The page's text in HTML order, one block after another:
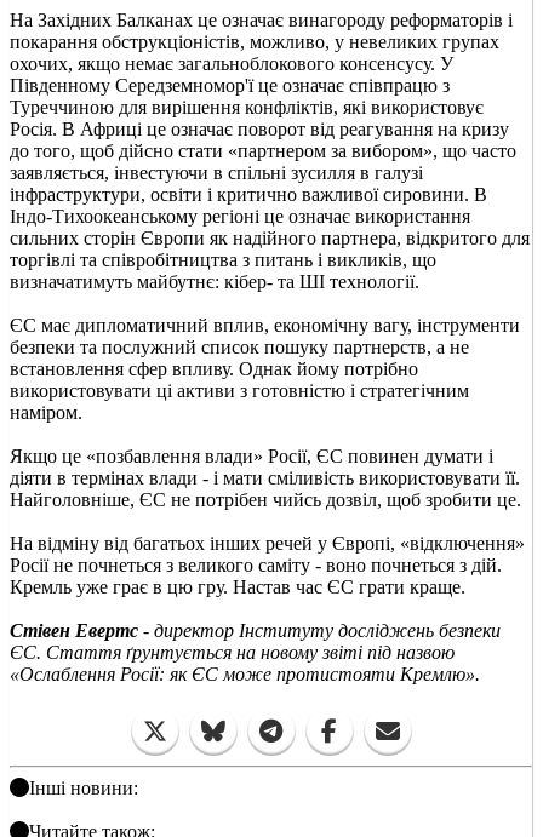
На Західних Балканах це означає винагороду реформаторів і
покарання обструкціоністів, можливо, у невеликих групах
охочих, якщо немає загальноблокового консенсусу. У
Південному Середземномор'ї це означає співпрацю з
Туреччиною для вирішення конфліктів, які використовує
Росія. В Африці це означає поворот від реагування на кризу
до того, щоб дійсно стати «партнером за вибором», що часто
заявляється, інвестуючи в спільні зусилля в галузі
інфраструктури, освіти і критично важливої сировини. В
Індо-Тихоокеанському регіоні це означає використання
сильних сторін Європи як надійного партнера, відкритого для
торгівлі та співробітництва з питань і викликів, що
визначатимуть майбутнє: кібер- та ШІ технології.
ЄС має дипломатичний вплив, економічну вагу, інструменти
безпеки та послужний список пошуку партнерств, а не
встановлення сфер впливу. Однак йому потрібно
використовувати ці активи з готовністю і стратегічним
наміром.
Якщо це «позбавлення влади» Росії, ЄС повинен думати і
діяти в термінах влади - і мати сміливість використовувати її.
Найголовніше, ЄС не потрібен чийсь дозвіл, щоб зробити це.
На відміну від багатьох інших речей у Європі, «відключення»
Росії не почнеться з великого саміту - воно почнеться з дій.
Кремль уже грає в цю гру. Настав час ЄС грати краще.
Стівен Евертс - директор Інституту досліджень безпеки
ЄС. Стаття ґрунтується на новому звіті під назвою
«Ослаблення Росії: як ЄС може протистояти Кремлю».
Інші новини:
Читайте також: